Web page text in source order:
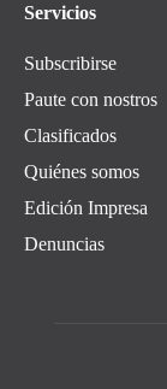
Servicios
Subscribirse
Paute con nostros
Clasificados
Quiénes somos
Edición Impresa
Denuncias